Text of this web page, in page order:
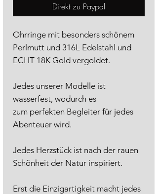
Direkt zu Paypal
Ohrringe mit besonders schönem
Perlmutt und 316L Edelstahl und
ECHT 18K Gold vergoldet.
Jedes unserer Modelle ist
wasserfest, wodurch es
zum perfekten Begleiter für jedes
Abenteuer wird.
Jedes Herzstück ist nach der rauen
Schönheit der Natur inspiriert.
Erst die Einzigartigkeit macht jedes